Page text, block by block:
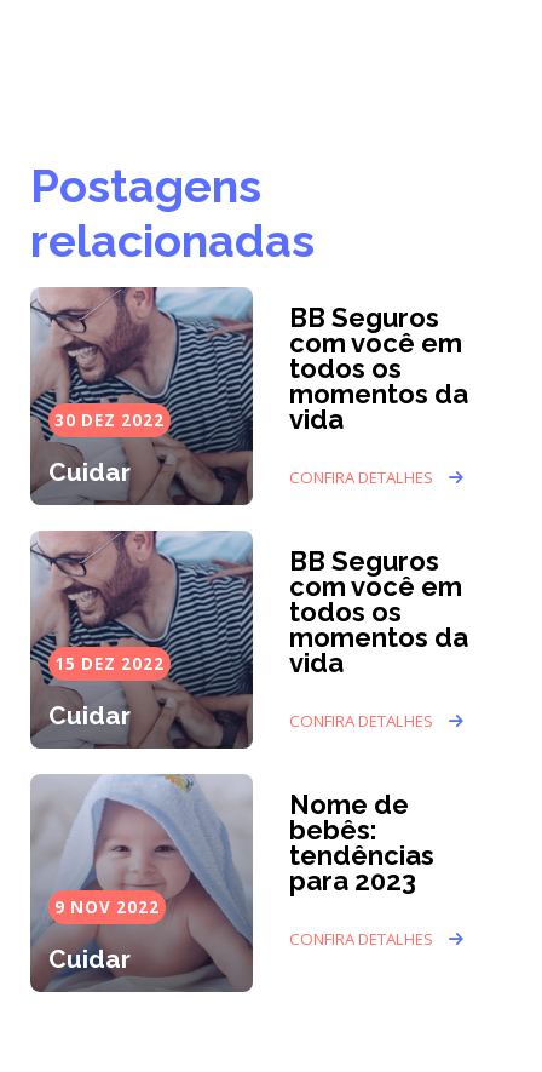
Postagens
relacionadas
30 DEZ 2022
Cuidar
BB Seguros
com você em
todos os
momentos da
vida
CONFIRA DETALHES
15 DEZ 2022
Cuidar
BB Seguros
com você em
todos os
momentos da
vida
CONFIRA DETALHES
9 NOV 2022
Cuidar
Nome de
bebês:
tendências
para 2023
CONFIRA DETALHES